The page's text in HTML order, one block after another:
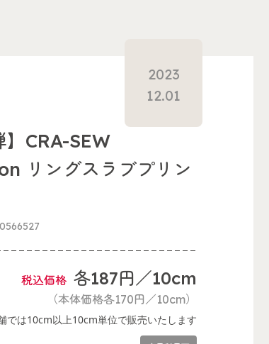
】CRA-SEW
リングスラブプリン
2023
12.01
税込価格 各187円／10cm
（本体価格各170円／10cm）
では10cm以上10cm単位で販売いたします